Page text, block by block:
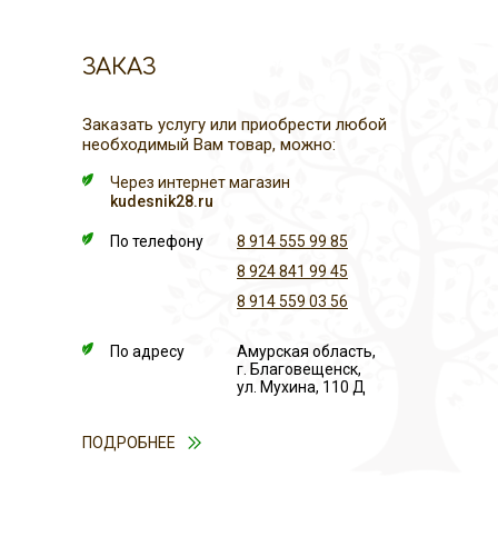
ЗАКАЗ
Амурская область,
г. Благовещенск,
ул. Мухина, 110 Д
8 914 555 99 85
8 924 841 99 45
По телефону
По адресу
8 914 559 03 56
Через интернет магазин
kudesnik28.ru
Заказать услугу или приобрести любой
необходимый Вам товар, можно:
ПОДРОБНЕЕ